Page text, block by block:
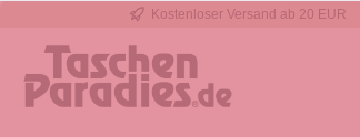
Zur Hauptnavigation springen
Kostenloser Versand ab 20 EUR